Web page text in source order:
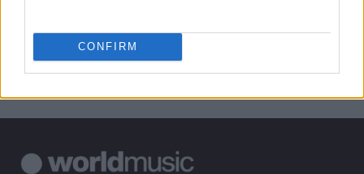
CONFIRM
5